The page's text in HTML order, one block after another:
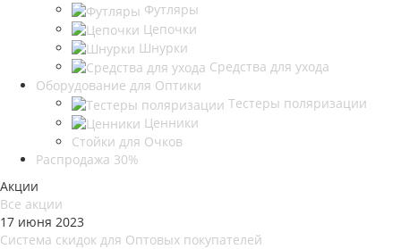
Футляры
Цепочки
Шнурки
Средства для ухода
Оборудование для Оптики
Тестеры поляризации
Ценники
Стойки для Очков
Распродажа 30%
Акции
Все акции
17 июня 2023
Система скидок для Оптовых покупателей